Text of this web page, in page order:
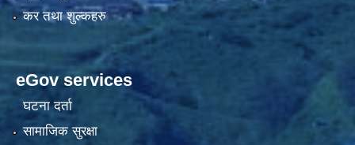
कर तथा शुल्कहरु
eGov services
घटना दर्ता
सामाजिक सुरक्षा